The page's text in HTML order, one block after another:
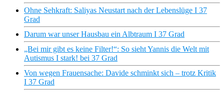
Ohne Sehkraft: Saliyas Neustart nach der Lebenslüge I 37
Grad
Darum war unser Hausbau ein Albtraum I 37 Grad
„Bei mir gibt es keine Filter!“: So sieht Yannis die Welt mit
Autismus I stark! bei 37 Grad
Von wegen Frauensache: Davide schminkt sich – trotz Kritik
I 37 Grad